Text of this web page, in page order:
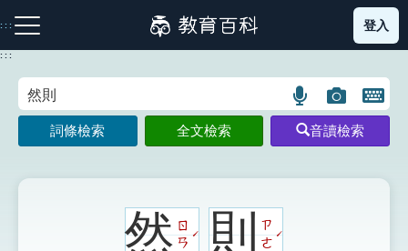
到
主
:::
注音索引圖示 筆畫索引圖示 部首索引表圖示
登入
:::
語
言
搜
圖
片
搜
開
鍵
圖
詞條檢索 全文檢索 音讀檢索
然ㄖ
ㄢ
ˊ 則ㄗ
ㄜ
ˊ